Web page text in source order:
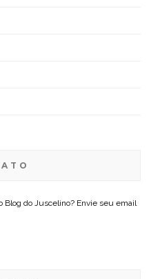
Blog do Juscelino? Envie seu email